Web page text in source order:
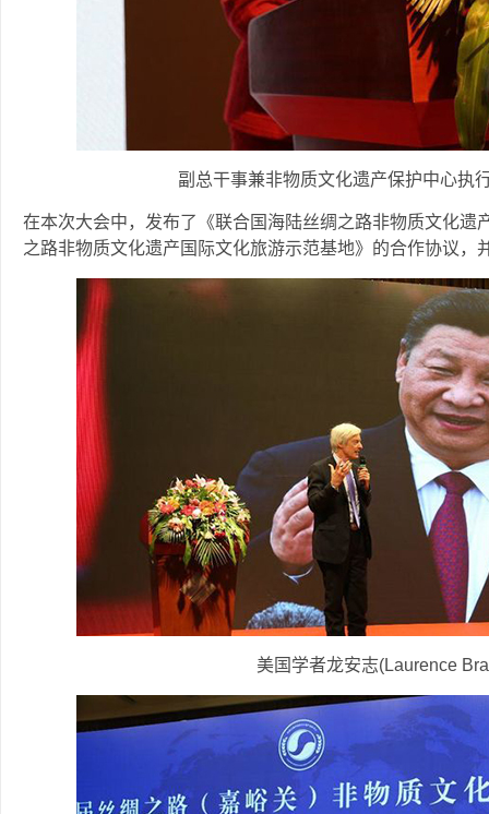
副总干事兼非物质文化遗产保护中心执
在本次大会中，发布了《联合国海陆丝绸之路非物质文化遗
之路非物质文化遗产国际文化旅游示范基地》的合作协议，
美国学者龙安志(Laurence